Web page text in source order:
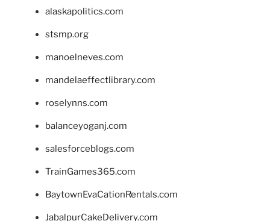
alaskapolitics.com
stsmp.org
manoelneves.com
mandelaeffectlibrary.com
roselynns.com
balanceyoganj.com
salesforceblogs.com
TrainGames365.com
BaytownEvaCationRentals.com
JabalpurCakeDelivery.com